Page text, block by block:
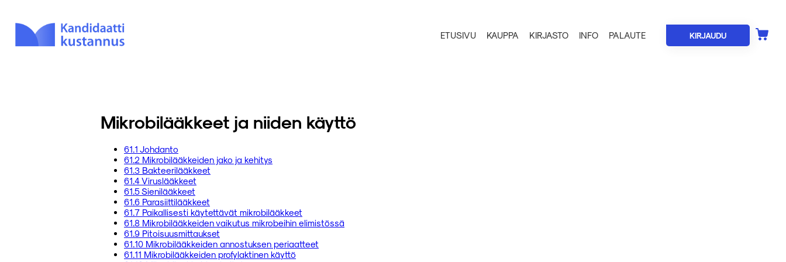
ETUSIVU KAUPPA KIRJASTO INFO PALAUTE KIRJAUDU
Mikrobilääkkeet ja niiden käyttö
61.1 Johdanto
61.2 Mikrobilääkkeiden jako ja kehitys
61.3 Bakteerilääkkeet
61.4 Viruslääkkeet
61.5 Sienilääkkeet
61.6 Parasiittilääkkeet
61.7 Paikallisesti käytettävät mikrobilääkkeet
61.8 Mikrobilääkkeiden vaikutus mikrobeihin elimistössä
61.9 Pitoisuusmittaukset
61.10 Mikrobilääkkeiden annostuksen periaatteet
61.11 Mikrobilääkkeiden profylaktinen käyttö